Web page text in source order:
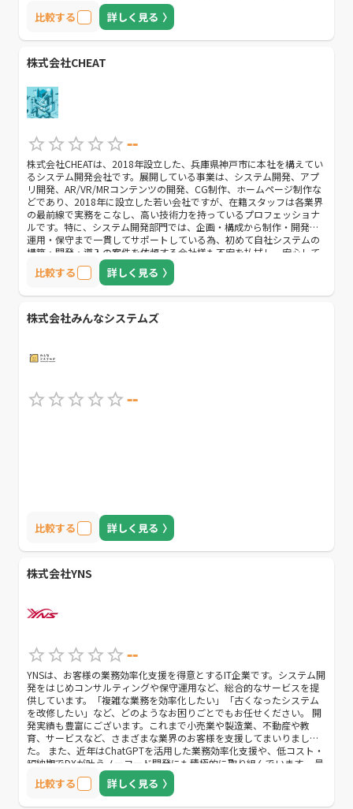
心配もありません。 基幹・業務システムの他、既存システムの改良ま
たはコミュニケーションツールなど、業種・領域を問わず多数の実績
があり、新規システム開発だけでなく、既存のシステムの解析や改
ターフォール型開発、アジャイル型・スパイラル型開発で対応してい
るため、お悩みに合わせてご相談できます。 高性能な業務システムを
可能な限り短期間・低価格で構築したい方や、導入や運用をストレス
フリーに使いたい方にもおすすめです。 システムを扱える自信がない
方や、低価格ですぐに運用できるシステム開発会社をお探しの方は、
ぜひ一度ご相談ください。
比較する 詳しく見る
株式会社CHEAT
--
株式会社CHEATは、2018年設立した、兵庫県神戸市に本社を構えてい
るシステム開発会社です。展開している事業は、システム開発、アプ
リ開発、AR/VR/MRコンテンツの開発、CG制作、ホームページ制作な
どであり、2018年に設立した若い会社ですが、在籍スタッフは各業界
の最前線で実務をこなし、高い技術力を持っているプロフェッショナ
ルです。特に、システム開発部門では、企画・構成から制作・開発、
運用・保守まで一貫してサポートしている為、初めて自社システムの
構築・開発・導入の案件を依頼する会社様も不安を払拭し、安心して
お仕事の依頼ができます。また、クラウドサービスを利用したシステ
ムの開発・導入、AIや最先端技術を活用したシステム開発も行ってお
り、ハードウェア面（技術）とソフトウェア面（ご提案）の両面から
力のあるシステム開発会社です。自社システム開発・導入について検
討している中、高い技術力はもちろん、若い会社ならではの斬新なア
比較する 詳しく見る
株式会社みんなシステムズ
--
比較する 詳しく見る
株式会社YNS
--
YNSは、お客様の業務効率化支援を得意とするIT企業です。システム開
発をはじめコンサルティングや保守運用など、総合的なサービスを提
供しています。「複雑な業務を効率化したい」「古くなったシステム
を改修したい」など、どのようなお困りごとでもお任せください。 開
発実績も豊富にございます。これまで小売業や製造業、不動産や教
育、サービスなど、さまざまな業界のお客様を支援してまいりまし
た。 また、近年はChatGPTを活用した業務効率化支援や、低コスト・
短納期でDXが叶うノーコード開発にも積極的に取り組んでいます。 最
後に、私たちはお客様の成功をともに考え、ともに歩んでいくことを
大切にしています。「困った時に頼れるパートナー」として末永くお
役に立てれば幸いです。お気軽にご相談ください。
比較する 詳しく見る